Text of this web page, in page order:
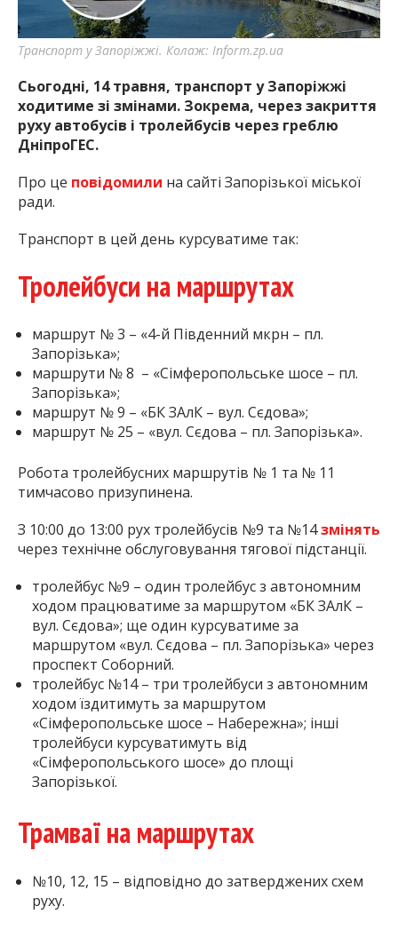
найважливішу інформацію про події
міста Запоріжжя та області.
Транспорт у Запоріжжі. Колаж: Inform.zp.ua
Сьогодні, 14 травня, транспорт у Запоріжжі
ходитиме зі змінами. Зокрема, через закриття
руху автобусів і тролейбусів через греблю
ДніпроГЕС.
Про це повідомили на сайті Запорізької міської
ради.
Транспорт в цей день курсуватиме так:
Тролейбуси на маршрутах
маршрут № 3 – «4-й Південний мкрн – пл.
Запорізька»;
маршрути № 8 – «Сімферопольське шосе – пл.
Запорізька»;
маршрут № 9 – «БК ЗАлК – вул. Сєдова»;
маршрут № 25 – «вул. Сєдова – пл. Запорізька».
Робота тролейбусних маршрутів № 1 та № 11
тимчасово призупинена.
З 10:00 до 13:00 рух тролейбусів №9 та №14змінять
через технічне обслуговування тягової підстанції.
тролейбус №9 – один тролейбус з автономним
ходом працюватиме за маршрутом «БК ЗАлК –
вул. Сєдова»; ще один курсуватиме за
маршрутом «вул. Сєдова – пл. Запорізька» через
проспект Соборний.
тролейбус №14 – три тролейбуси з автономним
ходом їздитимуть за маршрутом
«Сімферопольське шосе – Набережна»; інші
тролейбуси курсуватимуть від
«Сімферопольського шосе» до площі
Запорізької.
Трамваї на маршрутах
№10, 12, 15 – відповідно до затверджених схем
руху.